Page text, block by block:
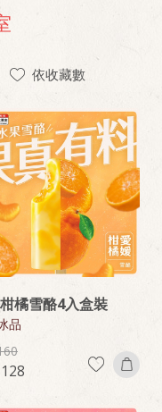
依收藏數
橘雪酪4入盒裝
品
128